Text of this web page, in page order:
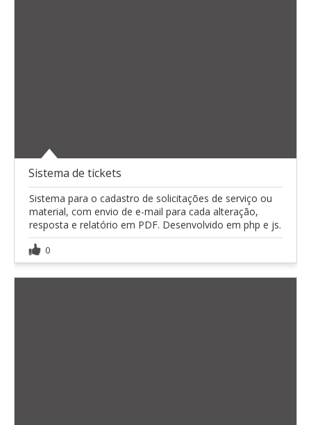
Sistema de tickets
Sistema para o cadastro de solicitações de serviço ou
material, com envio de e-mail para cada alteração,
resposta e relatório em PDF. Desenvolvido em php e js.
0